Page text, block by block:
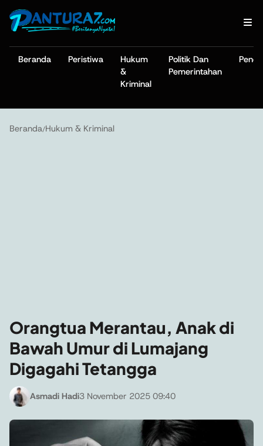
Beranda Peristiwa
Hukum
&
Kriminal
Politik Dan
Pemerintahan
Beranda/Hukum & Kriminal
Orangtua Merantau, Anak di
Bawah Umur di Lumajang
Digagahi Tetangga
Asmadi Hadi3 November 2025 09:40